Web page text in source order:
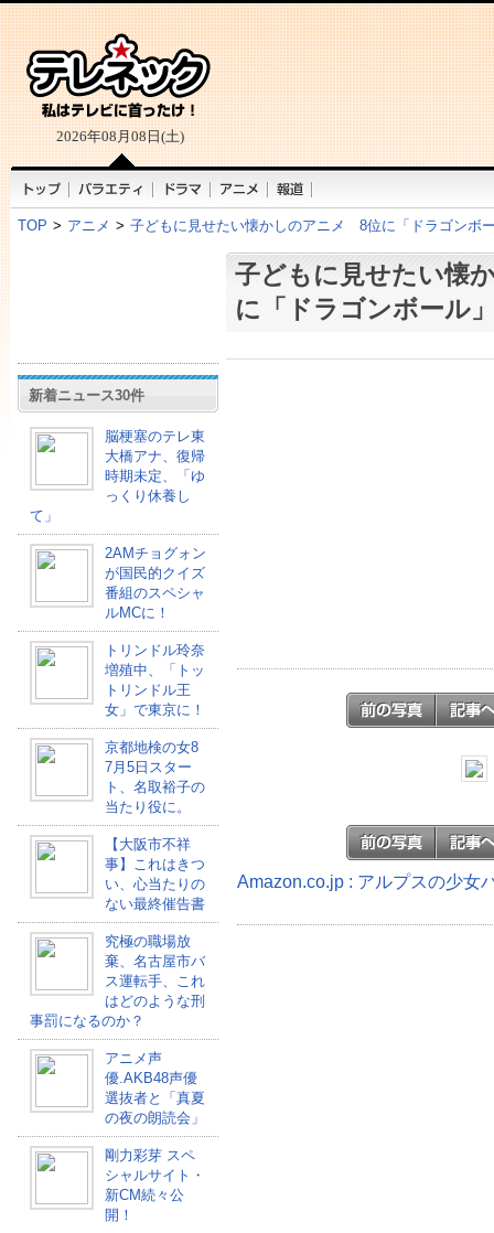
2026年08月08日(土)
TOP > アニメ > 子どもに見せたい懐かしのアニメ 8位に「ドラゴンボ
新着ニュース30件
脳梗塞のテレ東
大橋アナ、復帰
時期未定、「ゆ
っくり休養し
て」
2AMチョグォン
が国民的クイズ
番組のスペシャ
ルMCに！
トリンドル玲奈
増殖中、「トッ
トリンドル王
女」で東京に！
京都地検の女8
7月5日スター
ト、名取裕子の
当たり役に。
【大阪市不祥
事】これはきつ
い、心当たりの
ない最終催告書
究極の職場放
棄、名古屋市バ
ス運転手、これ
はどのような刑
事罰になるのか？
アニメ声
優.AKB48声優
選抜者と「真夏
の夜の朗読会」
剛力彩芽 スペ
シャルサイト・
新CM続々公
開！
子どもに見せたい懐
に「ドラゴンボール
Amazon.co.jp : アルプスの少女